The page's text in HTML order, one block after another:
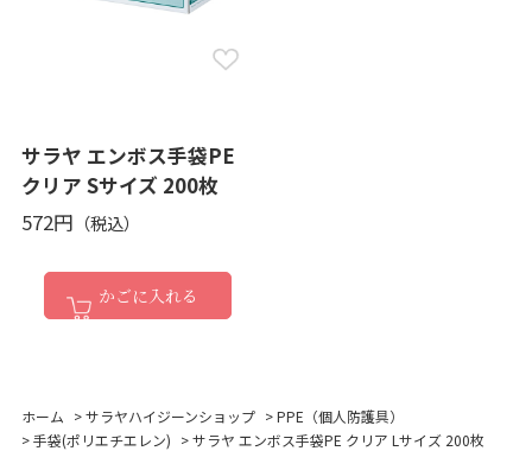
サラヤ エンボス手袋PE
クリア Sサイズ 200枚
572円
かごに入れる
ホーム >サラヤハイジーンショップ >PPE（個人防護具）
>手袋(ポリエチエレン) >サラヤ エンボス手袋PE クリア Lサイズ 200枚